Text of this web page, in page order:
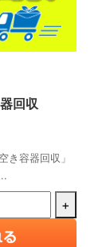
回収
容器回収」
+